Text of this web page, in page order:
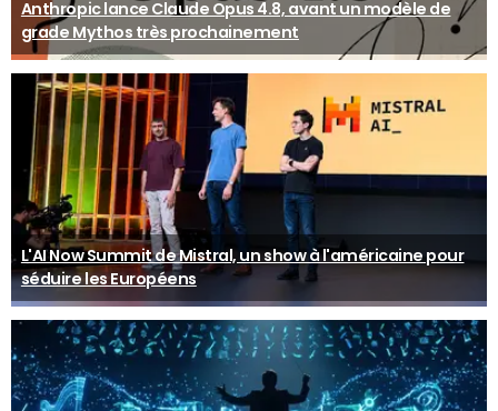
Anthropic lance Claude Opus 4.8, avant un modèle de
grade Mythos très prochainement
L'AI Now Summit de Mistral, un show à l'américaine pour
séduire les Européens